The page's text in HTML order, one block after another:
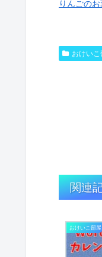
りんごのお
おけいこ
関連
おけいこ部屋